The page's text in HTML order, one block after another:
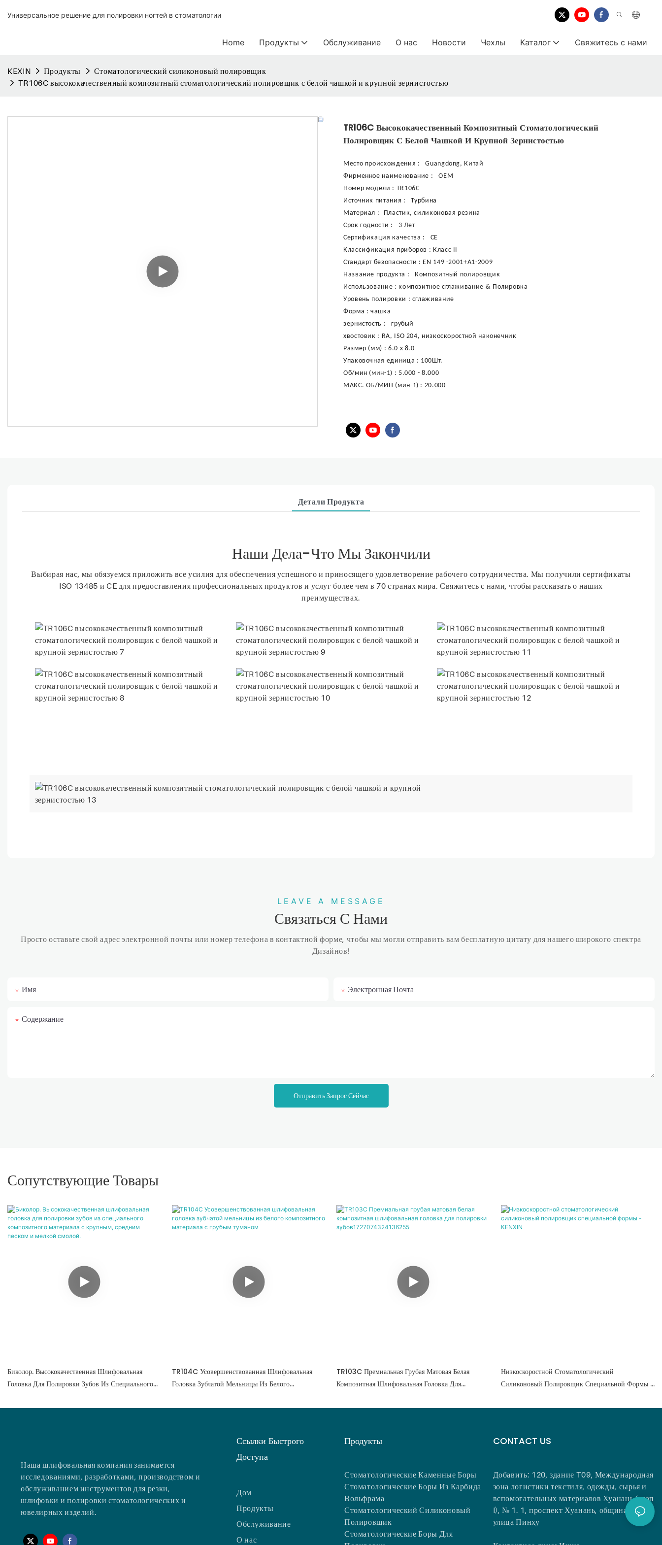
Универсальное решение для полировки ногтей в стоматологии
Home Продукты Обслуживание О нас Новости Чехлы Каталог Свяжитесь с нами
KEXIN Продукты
Стоматологический силиконовый полировщик
TR106C высококачественный композитный стоматологический полировщик с белой чашкой и крупной зернистостью
TR106C Высококачественный Композитный Стоматологический
Полировщик С Белой Чашкой И Крупной Зернистостью
Место происхождения :
Guangdong, Китай
Фирменное наименование :
OEM
Номер модели : TR106C
Источник питания :
Турбина
Материал :
Пластик, силиконовая резина
Срок годности :
3 Лет
Сертификация качества :
CE
Классификация приборов : Класс II
Стандарт безопасности : EN 149 -2001+A1-2009
Название продукта :
Композитный полировщик
Использование : композитное сглаживание & Полировка
Уровень полировки : сглаживание
Форма : чашка
зернистость :
грубый
хвостовик : RA, ISO 204, низкоскоростной наконечник
Размер (мм) : 6.0 x 8.0
Упаковочная единица : 100Шт.
Об/мин (мин-1) : 5.000 - 8.000
МАКС. ОБ/МИН (мин-1) : 20.000
Детали Продукта
Наши Дела-Что Мы Закончили
Выбирая нас, мы обязуемся приложить все усилия для обеспечения успешного и приносящего удовлетворение рабочего сотрудничества. Мы получили сертификаты
ISO 13485 и CE для предоставления профессиональных продуктов и услуг более чем в 70 странах мира. Свяжитесь с нами, чтобы рассказать о наших
преимуществах.
LEAVE A MESSAGE
Связаться С Нами
Просто оставьте свой адрес электронной почты или номер телефона в контактной форме, чтобы мы могли отправить вам бесплатную цитату для нашего широкого спектра
Дизайнов!
Имя Электронная Почта
Содержание
Отправить Запрос Сейчас
Сопутствующие Товары
Биколор. Высококачественная Шлифовальная
Головка Для Полировки Зубов Из Специального
Песком И Мелкой Смолой.
TR104C Усовершенствованная Шлифовальная
Головка Зубчатой ​​мельницы Из Белого
TR103C Премиальная Грубая Матовая Белая
Композитная Шлифовальная Головка Для
Низкоскоростной Стоматологический
Силиконовый Полировщик Специальной Формы -
Наша шлифовальная компания занимается
исследованиями, разработками, производством и
обслуживанием инструментов для резки,
шлифовки и полировки стоматологических и
ювелирных изделий.
Ссылки Быстрого
Доступа
Дом
Продукты
Обслуживание
О нас
Продукты
Стоматологические Каменные Боры
Стоматологические Боры Из Карбида
Вольфрама
Стоматологический Силиконовый
Полировщик
Стоматологические Боры Для
CONTACT US
Добавить: 120, здание T09, Международная
зона логистики текстиля, одежды, сырья и
вспомогательных материалов Хуанань (этап
I), № 1. 1, проспект Хуанань, община Хэхуа,
улица Пинху